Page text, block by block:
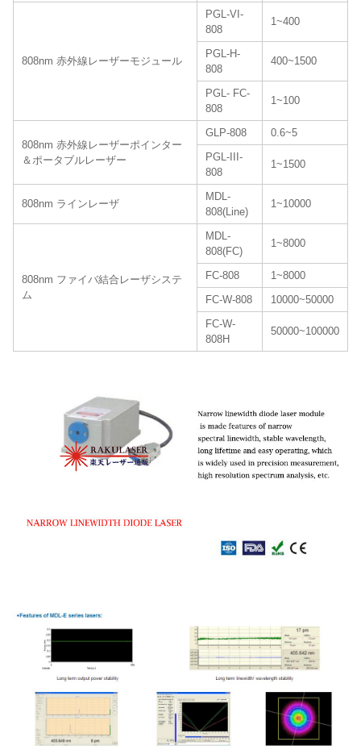
808nm 赤外線レーザーモジュール
PGL-VI-
808
1~400
PGL-H-
808
400~1500
PGL- FC-
808
1~100
808nm 赤外線レーザーポインター
＆ポータブルレーザー
GLP-808
0.6~5
PGL-III-
808
1~1500
808nm ラインレーザ
MDL-
808(Line)
1~10000
808nm ファイバ結合レーザシステ
ム
MDL-
808(FC)
1~8000
FC-808
1~8000
FC-W-808
10000~50000
FC-W-
808H
50000~100000